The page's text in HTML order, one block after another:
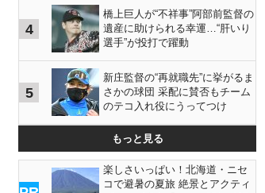
4
橋上巨人が“不祥事”阿部前監督の
遺産に助けられる幸運…“肝いり
選手”が投打で躍動
5
新庄監督の“再就職先”に挙がるま
さかの球団 采配に賛否もチーム
のテコ入れ役にうってつけ
もっと見る
楽しさいっぱい！北海道・ニセ
コで避暑の夏旅 絶景とアクティ